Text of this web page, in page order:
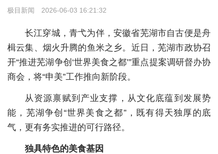
时政
武汉
世相
专题
极客圈
经济
极目新闻 2026-06-03 16:21:32
长江穿城，青弋为伴，安徽省芜湖市自古便是舟
楫云集、烟火升腾的鱼米之乡。近日，芜湖市政协召
开“推进芜湖争创‘世界美食之都’”重点提案调研督办协
商会，将“申美”工作推向新阶段。
从资源禀赋到产业支撑，从文化底蕴到发展势
能，芜湖争创“世界美食之都”，既有得天独厚的底
气，更有务实推进的可行路径。
独具特色的美食基因